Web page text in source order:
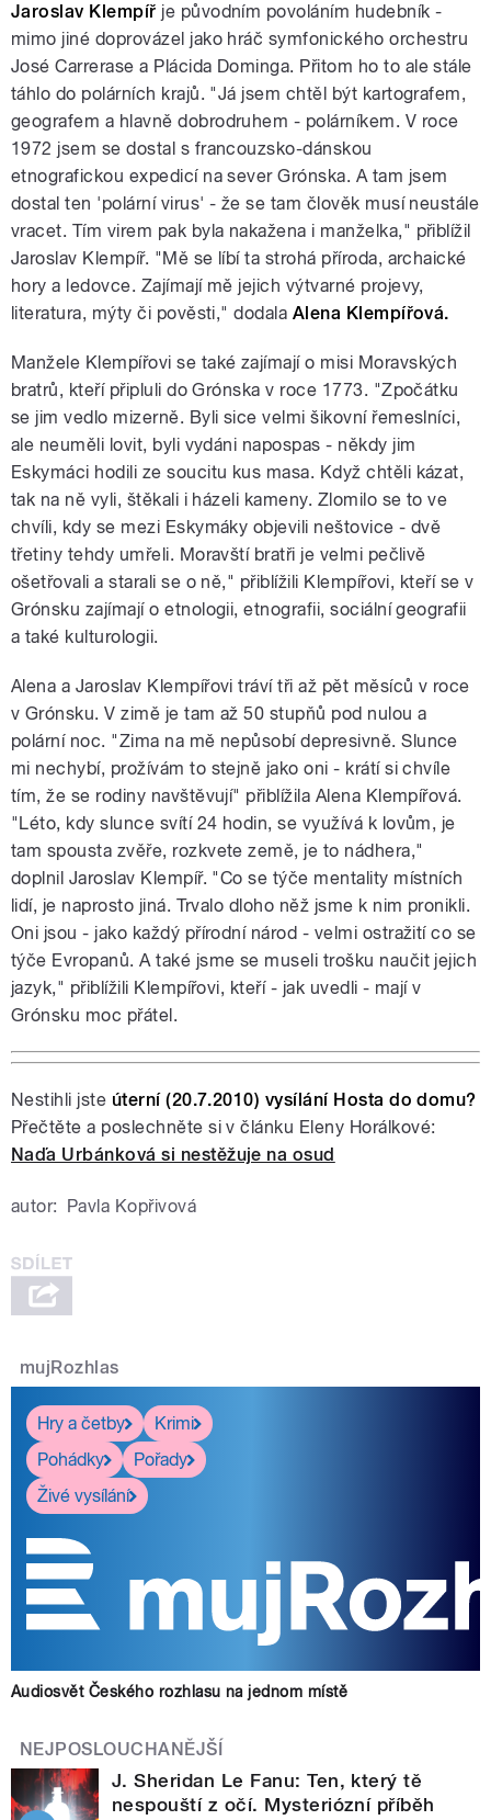
Jaroslav Klempíř je původním povoláním hudebník -
mimo jiné doprovázel jako hráč symfonického orchestru
José Carrerase a Plácida Dominga. Přitom ho to ale stále
táhlo do polárních krajů. "Já jsem chtěl být kartografem,
geografem a hlavně dobrodruhem - polárníkem. V roce
1972 jsem se dostal s francouzsko-dánskou
etnografickou expedicí na sever Grónska. A tam jsem
dostal ten 'polární virus' - že se tam člověk musí neustále
vracet. Tím virem pak byla nakažena i manželka," přiblížil
Jaroslav Klempíř. "Mě se líbí ta strohá příroda, archaické
hory a ledovce. Zajímají mě jejich výtvarné projevy,
literatura, mýty či pověsti," dodala Alena Klempířová.
Manžele Klempířovi se také zajímají o misi Moravských
bratrů, kteří připluli do Grónska v roce 1773. "Zpočátku
se jim vedlo mizerně. Byli sice velmi šikovní řemeslníci,
ale neuměli lovit, byli vydáni napospas - někdy jim
Eskymáci hodili ze soucitu kus masa. Když chtěli kázat,
tak na ně vyli, štěkali i házeli kameny. Zlomilo se to ve
chvíli, kdy se mezi Eskymáky objevili neštovice - dvě
třetiny tehdy umřeli. Moravští bratři je velmi pečlivě
ošetřovali a starali se o ně," přiblížili Klempířovi, kteří se v
Grónsku zajímají o etnologii, etnografii, sociální geografii
a také kulturologii.
Alena a Jaroslav Klempířovi tráví tři až pět měsíců v roce
v Grónsku. V zimě je tam až 50 stupňů pod nulou a
polární noc. "Zima na mě nepůsobí depresivně. Slunce
mi nechybí, prožívám to stejně jako oni - krátí si chvíle
tím, že se rodiny navštěvují" přiblížila Alena Klempířová.
"Léto, kdy slunce svítí 24 hodin, se využívá k lovům, je
tam spousta zvěře, rozkvete země, je to nádhera,"
doplnil Jaroslav Klempíř. "Co se týče mentality místních
lidí, je naprosto jiná. Trvalo dloho něž jsme k nim pronikli.
Oni jsou - jako každý přírodní národ - velmi ostražití co se
týče Evropanů. A také jsme se museli trošku naučit jejich
jazyk," přiblížili Klempířovi, kteří - jak uvedli - mají v
Grónsku moc přátel.
Nestihli jste úterní (20.7.2010) vysílání Hosta do domu?
Přečtěte a poslechněte si v článku Eleny Horálkové:
Naďa Urbánková si nestěžuje na osud
autor: Pavla Kopřivová
mujRozhlas
Hry a četby
Krimi
Pohádky
Pořady
Živé vysílání
Audiosvět Českého rozhlasu na jednom místě
NEJPOSLOUCHANĚJŠÍ
J. Sheridan Le Fanu: Ten, který tě
nespouští z očí. Mysteriózní příběh